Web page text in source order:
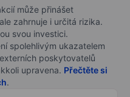
může přinášet
zahrnuje i určitá rizika.
svou investici.
spolehlivým ukazatelem
poskytovatelů
upravena. Přečtěte si
.